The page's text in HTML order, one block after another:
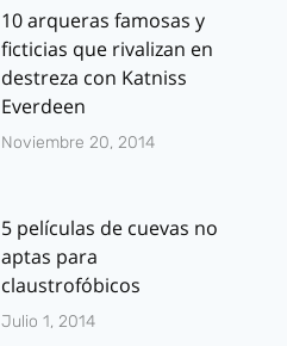
10 arqueras famosas y
ficticias que rivalizan en
destreza con Katniss
Everdeen
Noviembre 20, 2014
5 películas de cuevas no
aptas para
claustrofóbicos
Julio 1, 2014